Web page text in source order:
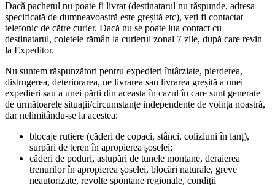
Dacă pachetul nu poate fi livrat (destinatarul nu răspunde, adresa
specificată de dumneavoastră este greșită etc), veți fi contactat
telefonic de către curier. Dacă nu se poate lua contact cu
destinatarul, coletele rămân la curierul zonal 7 zile, după care revin
la Expeditor.
Nu suntem răspunzători pentru expedieri întârziate, pierderea,
distrugerea, deteriorarea, ne livrarea sau livrarea greșită a unei
expedieri sau a unei părți din aceasta în cazul în care sunt generate
de următoarele situații/circumstanțe independente de voința noastră,
dar nelimitându-se la acestea:
blocaje rutiere (căderi de copaci, stânci, coliziuni în lanț),
surpări de teren în apropierea șoselei;
căderi de poduri, astupări de tunele montane, deraierea
trenurilor în apropierea șoselei, blocări naturale, greve
neautorizate, revolte spontane regionale, condiții